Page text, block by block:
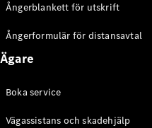
AMG GT
Mercedes-
Mercedes-
AMG GT
Elektrisk
Ångerblankett för utskrift
Ångerformulär för distansavtal
Ägare
Boka service
Vägassistans och skadehjälp